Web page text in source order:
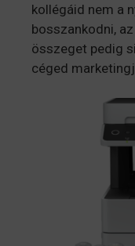
kollégáid nem a
bosszankodni,
összeget pedig
céged